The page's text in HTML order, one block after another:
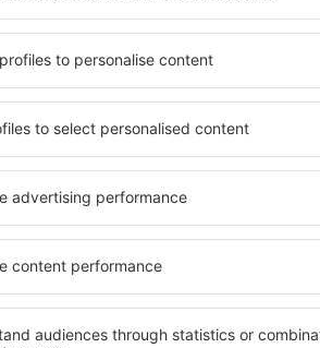
Good
Не бях допуснат
поне 6 часа